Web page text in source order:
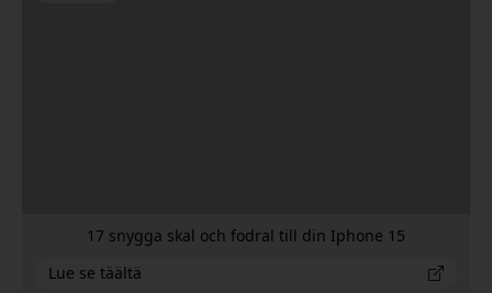
17 snygga skal och fodral till din Iphone 15
Lue se täältä